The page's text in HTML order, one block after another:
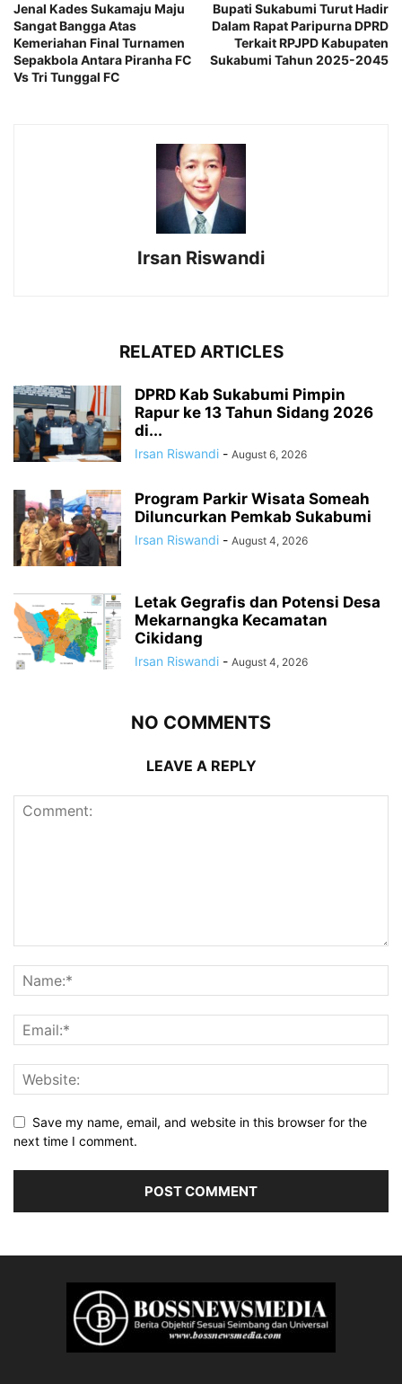
Jenal Kades Sukamaju Maju
Sangat Bangga Atas
Kemeriahan Final Turnamen
Sepakbola Antara Piranha FC
Vs Tri Tunggal FC
Bupati Sukabumi Turut Hadir
Dalam Rapat Paripurna DPRD
Terkait RPJPD Kabupaten
Sukabumi Tahun 2025-2045
Irsan Riswandi
RELATED ARTICLES
DPRD Kab Sukabumi Pimpin
Rapur ke 13 Tahun Sidang 2026
di...
Irsan Riswandi - August 6, 2026
Program Parkir Wisata Someah
Diluncurkan Pemkab Sukabumi
Irsan Riswandi - August 4, 2026
Letak Gegrafis dan Potensi Desa
Mekarnangka Kecamatan
Cikidang
Irsan Riswandi - August 4, 2026
NO COMMENTS
LEAVE A REPLY
Save my name, email, and website in this browser for the
next time I comment.